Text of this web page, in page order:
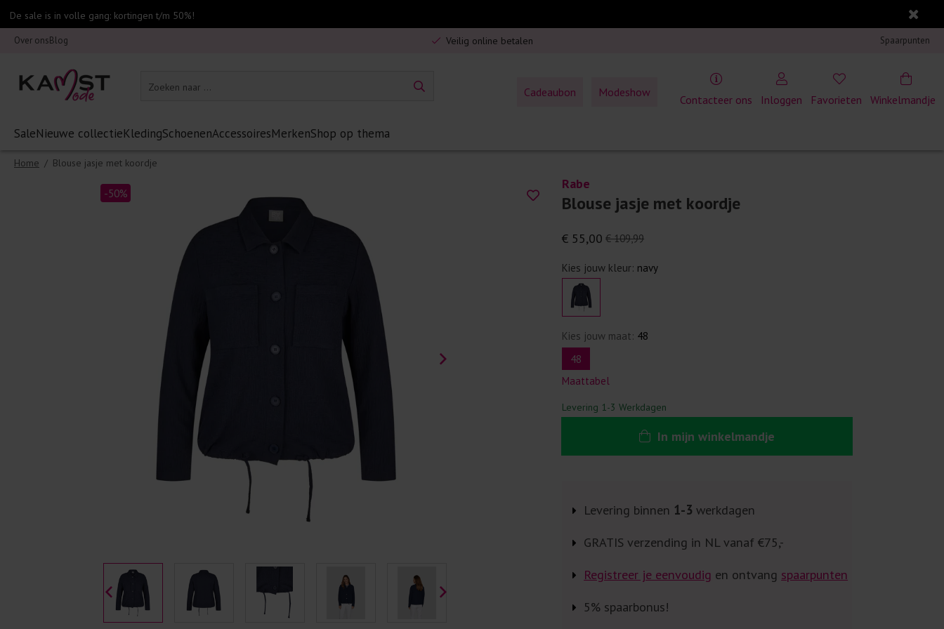
De sale is in volle gang: kortingen t/m 50%!
Over onsBlog
Veilig online betalen
Gratis verzending in Nederland vanaf €75,-
Spaarpunten
Winkelmandje
Cadeaubon Modeshow
Contacteer ons Inloggen Favorieten
SaleNieuwe collectieKledingSchoenenAccessoiresMerkenShop op thema
Home / Blouse jasje met koordje
-50%
Rabe
Blouse jasje met koordje
€ 109,99
€ 55,00
Kies jouw kleur: navy
Kies jouw maat: 48
48
Maattabel
Levering 1-3 Werkdagen
In mijn winkelmandje
Levering binnen 1-3werkdagen
GRATIS verzending in NL vanaf €75,-
Registreer je eenvoudig en ontvang spaarpunten
5% spaarbonus!